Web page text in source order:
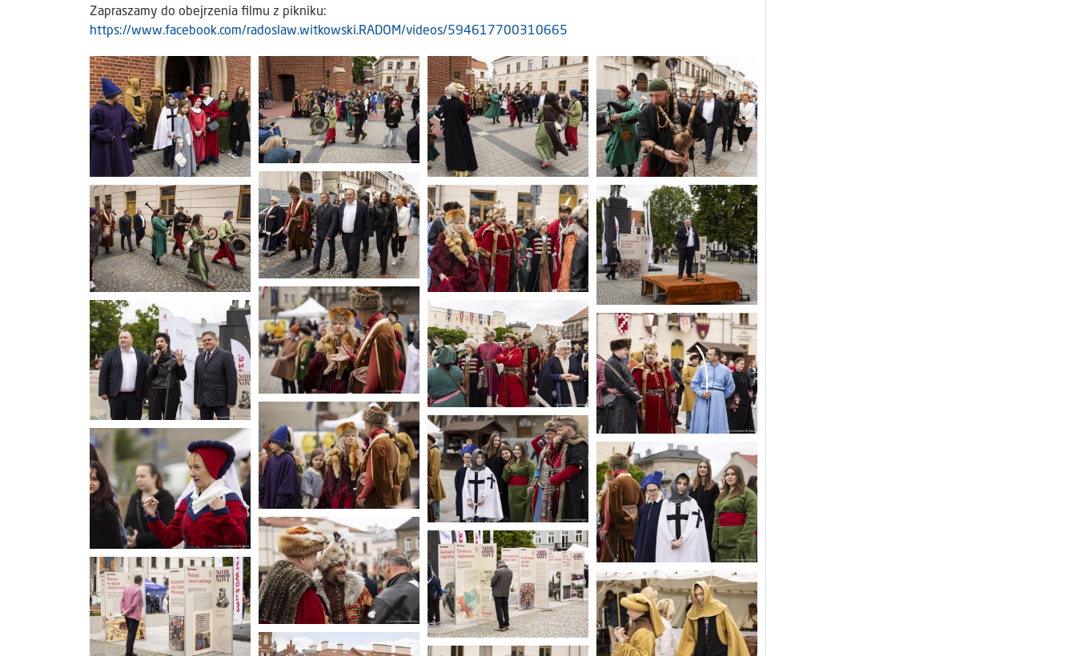
Zapraszamy do obejrzenia filmu z pikniku:
https://www.facebook.com/radoslaw.witkowski.RADOM/videos/594617700310665